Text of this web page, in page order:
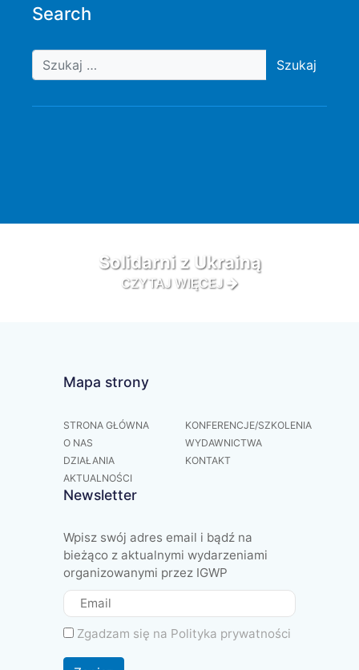
Search
Szukaj
Solidarni z Ukrainą
CZYTAJ WIĘCEJ
Mapa strony
STRONA GŁÓWNA
O NAS
DZIAŁANIA
AKTUALNOŚCI
KONFERENCJE/SZKOLENIA
WYDAWNICTWA
KONTAKT
Newsletter
Wpisz swój adres email i bądź na
bieżąco z aktualnymi wydarzeniami
organizowanymi przez IGWP
Zgadzam się na Polityka prywatności